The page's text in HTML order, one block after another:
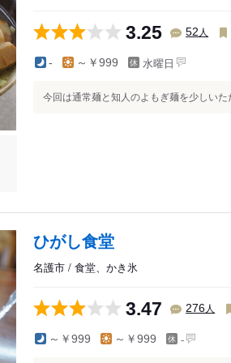
3.25 52 人
- ～￥999 水曜日
今回は通常麺と知人のよもぎ麺を少しいた
ひがし食堂
名護市 / 食堂、かき氷
3.47 276人
～￥999 ～￥999 -